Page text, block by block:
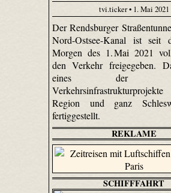
tvi.ticker • 1. Mai 2021
Der Rendsburger
Nord-Ostsee-Kanal ist seit
Morgen des 1. Mai 2021
den Verkehr freigegeben.
eines der
Region und ganz
fertiggestellt.
REKLAME
SCHIFFFAHRT